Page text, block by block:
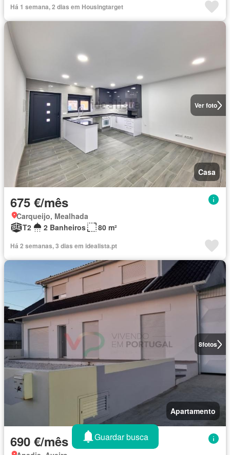
Há 1 semana, 2 dias em Housingtarget
Ver foto
Casa
675 €/mês
Carqueijo, Mealhada
T2
2 Banheiros 80 m²
Há 2 semanas, 3 dias em idealista.pt
8fotos
Apartamento
690 €/mês Guardar busca